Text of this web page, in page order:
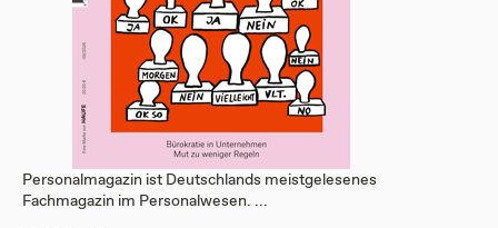
Personalmagazin ist Deutschlands meistgelesenes
Fachmagazin im Personalwesen. ...